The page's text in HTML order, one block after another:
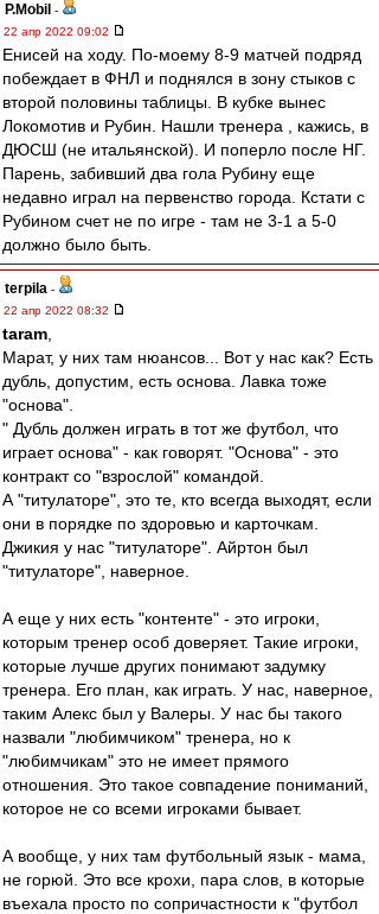
P.Mobil -
22 апр 2022 09:02
Енисей на ходу. По-моему 8-9 матчей подряд
побеждает в ФНЛ и поднялся в зону стыков с
второй половины таблицы. В кубке вынес
Локомотив и Рубин. Нашли тренера , кажись, в
ДЮСШ (не итальянской). И поперло после НГ.
Парень, забивший два гола Рубину еще
недавно играл на первенство города. Кстати с
Рубином счет не по игре - там не 3-1 а 5-0
должно было быть.
terpila -
22 апр 2022 08:32
taram
Марат, у них там нюансов... Вот у нас как? Есть
дубль, допустим, есть основа. Лавка тоже
"основа".
" Дубль должен играть в тот же футбол, что
играет основа" - как говорят. "Основа" - это
контракт со "взрослой" командой.
А "титулаторе", это те, кто всегда выходят, если
они в порядке по здоровью и карточкам.
Джикия у нас "титулаторе". Айртон был
"титулаторе", наверное.
А еще у них есть "контенте" - это игроки,
которым тренер особ доверяет. Такие игроки,
которые лучше других понимают задумку
тренера. Его план, как играть. У нас, наверное,
таким Алекс был у Валеры. У нас бы такого
назвали "любимчиком" тренера, но к
"любимчикам" это не имеет прямого
отношения. Это такое совпадение пониманий,
которое не со всеми игроками бывает.
А вообще, у них там футбольный язык - мама,
не горюй. Это все крохи, пара слов, в которые
въехала просто по сопричастности к "футбол